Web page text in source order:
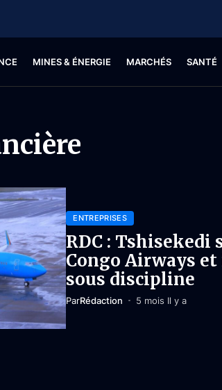
MINES & ÉNERGIE MARCHÉS SANTÉ
ENTREPRISES
RDC : Tshisekedi
Congo Airways
sous discipline
ParRédaction 5 mois Il y a